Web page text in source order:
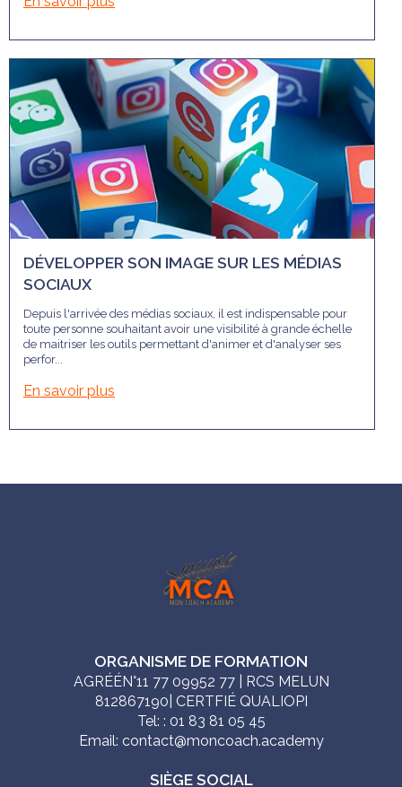
DÉVELOPPER SON IMAGE SUR LES MÉDIAS
SOCIAUX
Depuis l'arrivée des médias sociaux, il est indispensable pour
toute personne souhaitant avoir une visibilité à grande échelle
de maitriser les outils permettant d'animer et d'analyser ses
perfor...
En savoir plus
ORGANISME DE FORMATION
AGRÉÉN°11 77 09952 77 | RCS MELUN
812867190| CERTFIÉ QUALIOPI
Tel: : 01 83 81 05 45
Email: contact@moncoach.academy
SIÈGE SOCIAL